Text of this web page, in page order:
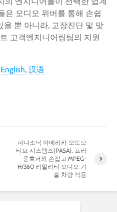
은 오디오 위버를 통해 손쉽
을 뿐 아니라, 고장진단 및 맞
고객엔지니어링팀의 지원
English 汉语
파나소닉 아메리카 오토모
티브 시스템즈(PASA), 프라
운호퍼와 손잡고 MPEG-
H/360 리얼리티 오디오 기
술 차량 적용